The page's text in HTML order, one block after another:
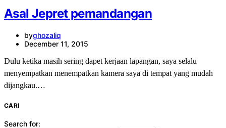
Asal Jepret pemandangan
byghozaliq
December 11, 2015
Dulu ketika masih sering dapet kerjaan lapangan, saya selalu
menyempatkan menempatkan kamera saya di tempat yang mudah
dijangkau.…
CARI
Search for: